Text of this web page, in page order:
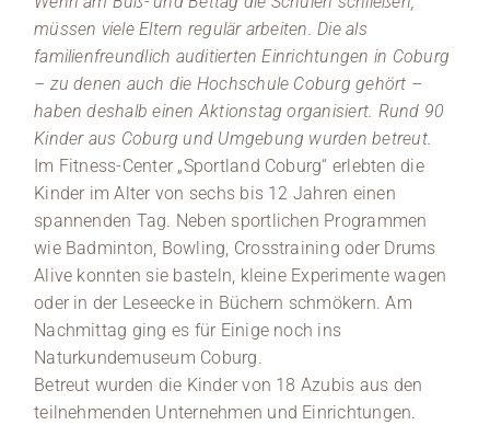
müssen viele Eltern regulär arbeiten. Die als
familienfreundlich auditierten Einrichtungen in Coburg
– zu denen auch die Hochschule Coburg gehört –
haben deshalb einen Aktionstag organisiert. Rund 90
Kinder aus Coburg und Umgebung wurden betreut.
Im Fitness-Center „Sportland Coburg“ erlebten die
Kinder im Alter von sechs bis 12 Jahren einen
spannenden Tag. Neben sportlichen Programmen
wie Badminton, Bowling, Crosstraining oder Drums
Alive konnten sie basteln, kleine Experimente wagen
oder in der Leseecke in Büchern schmökern. Am
Nachmittag ging es für Einige noch ins
Naturkundemuseum Coburg.
Betreut wurden die Kinder von 18 Azubis aus den
teilnehmenden Unternehmen und Einrichtungen.